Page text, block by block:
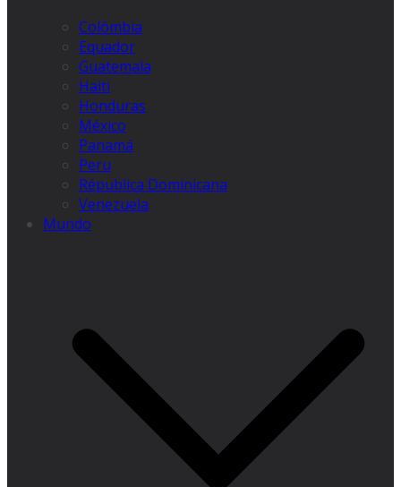
Colômbia
Equador
Guatemala
Haiti
Honduras
México
Panamá
Peru
Républica Dominicana
Venezuela
Mundo